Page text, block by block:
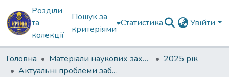
Розділи
та
колекції
Пошук за
критеріями
Статистика Увійти
Головна Матеріали наукових заходів
2025 рік
Актуальні проблеми забезпечення державної безпеки